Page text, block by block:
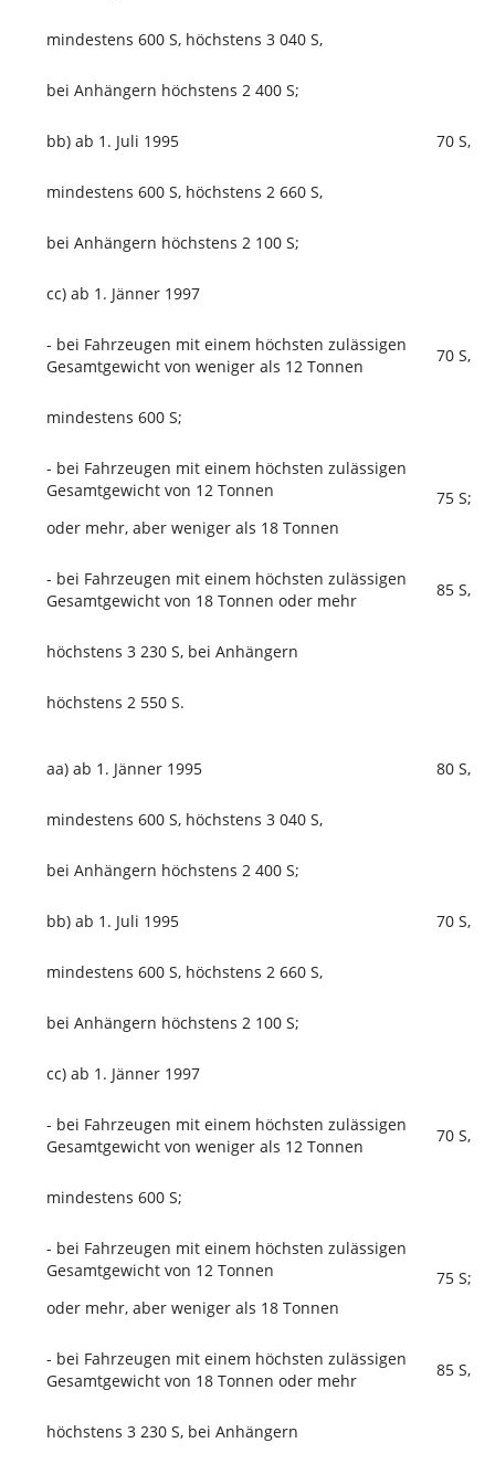
mindestens 600 S, höchstens 3 040 S,
bei Anhängern höchstens 2 400 S;
bb) ab 1. Juli 1995 70 S,
mindestens 600 S, höchstens 2 660 S,
bei Anhängern höchstens 2 100 S;
cc) ab 1. Jänner 1997
- bei Fahrzeugen mit einem höchsten zulässigen
Gesamtgewicht von weniger als 12 Tonnen
70 S,
mindestens 600 S;
- bei Fahrzeugen mit einem höchsten zulässigen
Gesamtgewicht von 12 Tonnen
oder mehr, aber weniger als 18 Tonnen
75 S;
- bei Fahrzeugen mit einem höchsten zulässigen
Gesamtgewicht von 18 Tonnen oder mehr
85 S,
höchstens 3 230 S, bei Anhängern
höchstens 2 550 S.
aa) ab 1. Jänner 1995 80 S,
mindestens 600 S, höchstens 3 040 S,
bei Anhängern höchstens 2 400 S;
bb) ab 1. Juli 1995 70 S,
mindestens 600 S, höchstens 2 660 S,
bei Anhängern höchstens 2 100 S;
cc) ab 1. Jänner 1997
- bei Fahrzeugen mit einem höchsten zulässigen
Gesamtgewicht von weniger als 12 Tonnen
70 S,
mindestens 600 S;
- bei Fahrzeugen mit einem höchsten zulässigen
Gesamtgewicht von 12 Tonnen
oder mehr, aber weniger als 18 Tonnen
75 S;
- bei Fahrzeugen mit einem höchsten zulässigen
Gesamtgewicht von 18 Tonnen oder mehr
85 S,
höchstens 3 230 S, bei Anhängern